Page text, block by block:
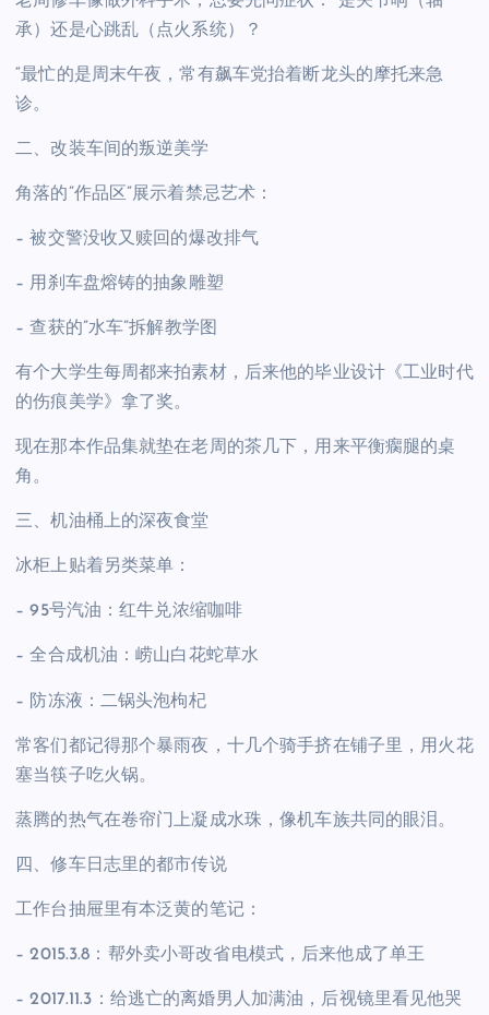
承）还是心跳乱（点火系统）？
“最忙的是周末午夜，常有飙车党抬着断龙头的摩托来急
诊。
二、改装车间的叛逆美学
角落的”作品区”展示着禁忌艺术：
– 被交警没收又赎回的爆改排气
– 用刹车盘熔铸的抽象雕塑
– 查获的”水车”拆解教学图
有个大学生每周都来拍素材，后来他的毕业设计《工业时代
的伤痕美学》拿了奖。
现在那本作品集就垫在老周的茶几下，用来平衡瘸腿的桌
角。
三、机油桶上的深夜食堂
冰柜上贴着另类菜单：
– 95号汽油：红牛兑浓缩咖啡
– 全合成机油：崂山白花蛇草水
– 防冻液：二锅头泡枸杞
常客们都记得那个暴雨夜，十几个骑手挤在铺子里，用火花
塞当筷子吃火锅。
蒸腾的热气在卷帘门上凝成水珠，像机车族共同的眼泪。
四、修车日志里的都市传说
工作台抽屉里有本泛黄的笔记：
– 2015.3.8：帮外卖小哥改省电模式，后来他成了单王
– 2017.11.3：给逃亡的离婚男人加满油，后视镜里看见他哭